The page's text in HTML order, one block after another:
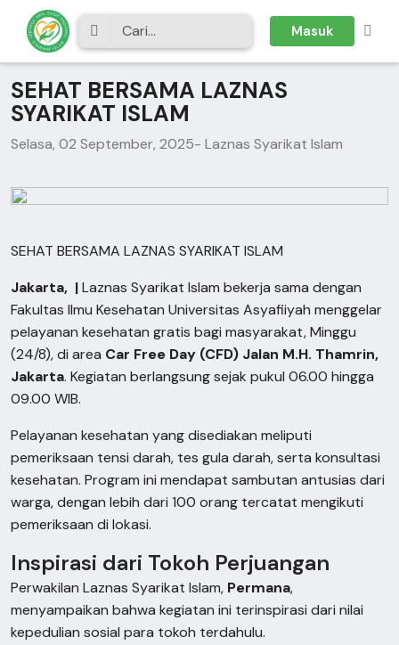
Masuk
SEHAT BERSAMA LAZNAS
SYARIKAT ISLAM
Selasa, 02 September, 2025- Laznas Syarikat Islam
SEHAT BERSAMA LAZNAS SYARIKAT ISLAM
Jakarta, |Laznas Syarikat Islam bekerja sama dengan
Fakultas Ilmu Kesehatan Universitas Asyafiiyah menggelar
pelayanan kesehatan gratis bagi masyarakat, Minggu
(24/8), di area Car Free Day (CFD) Jalan M.H. Thamrin,
Jakarta. Kegiatan berlangsung sejak pukul 06.00 hingga
09.00 WIB.
Pelayanan kesehatan yang disediakan meliputi
pemeriksaan tensi darah, tes gula darah, serta konsultasi
kesehatan. Program ini mendapat sambutan antusias dari
warga, dengan lebih dari 100 orang tercatat mengikuti
pemeriksaan di lokasi.
Inspirasi dari Tokoh Perjuangan
Perwakilan Laznas Syarikat Islam, Permana,
menyampaikan bahwa kegiatan ini terinspirasi dari nilai
kepedulian sosial para tokoh terdahulu.